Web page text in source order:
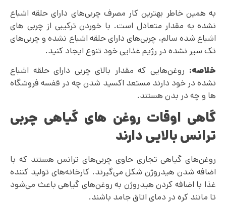
به همین خاطر بهترین کار مصرف چربی‌های دارای حلقه اشباع
نشده به مقدار متعادل است. با خوردن ترکیبی از چربی های
اشباع شده سالم، چربی‌های دارای حلقه اشباع نشده و چربی‌‌های
تک سیر نشده در رژیم غذایی خود تنوع ایجاد کنید.
خلاصه: روغن‌هایی که مقدار بالای چربی دارای حلقه اشباع
نشده در خود دارند مستعد اکسید شدن چه در قفسه فروشگاه
ها و چه در بدن هستند.
گاهی اوقات روغن های گیاهی چربی
ترانس بالایی دارند
روغن‌های گیاهی تجاری حاوی چربی‌‌های ترانس هستند که با
اضافه شدن هیدروژن شکل می‌گیرند. کارخانه‌های تولید کننده
غذا با اضافه کردن هیدروژن به روغن‌های گیاهی باعث می‌شود
تا مانند کره در دمای اتاق جامد باشند.